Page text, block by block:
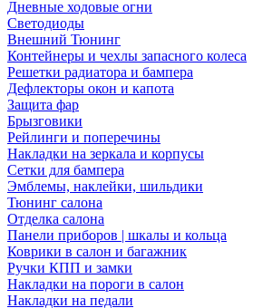
Дневные ходовые огни
Светодиоды
Внешний Тюнинг
Контейнеры и чехлы запасного колеса
Решетки радиатора и бампера
Дефлекторы окон и капота
Защита фар
Брызговики
Рейлинги и поперечины
Накладки на зеркала и корпусы
Сетки для бампера
Эмблемы, наклейки, шильдики
Тюнинг салона
Отделка салона
Панели приборов | шкалы и кольца
Коврики в салон и багажник
Ручки КПП и замки
Накладки на пороги в салон
Накладки на педали